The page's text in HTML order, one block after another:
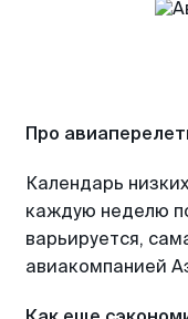
Про
Календарь
каждую неделю
варьируется,
авиакомпанией